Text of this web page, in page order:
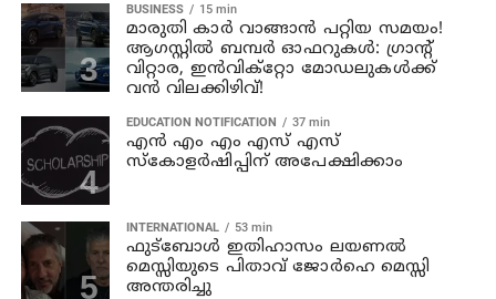
BUSINESS 15 min
മാരുതി കാർ വാങ്ങാൻ പറ്റിയ സമയം!
ആഗസ്റ്റിൽ ബമ്പർ ഓഫറുകൾ: ഗ്രാന്റ്
വിറ്റാര, ഇൻവിക്റ്റോ മോഡലുകൾക്ക്
വൻ വിലക്കിഴിവ്!
EDUCATION NOTIFICATION 37 min
എൻ എം എം എസ് എസ്
സ്കോളർഷിപ്പിന് അപേക്ഷിക്കാം
INTERNATIONAL 53 min
ഫുട്ബോൾ ഇതിഹാസം ലയണൽ
മെസ്സിയുടെ പിതാവ് ജോർഹെ മെസ്സി
അന്തരിച്ചു